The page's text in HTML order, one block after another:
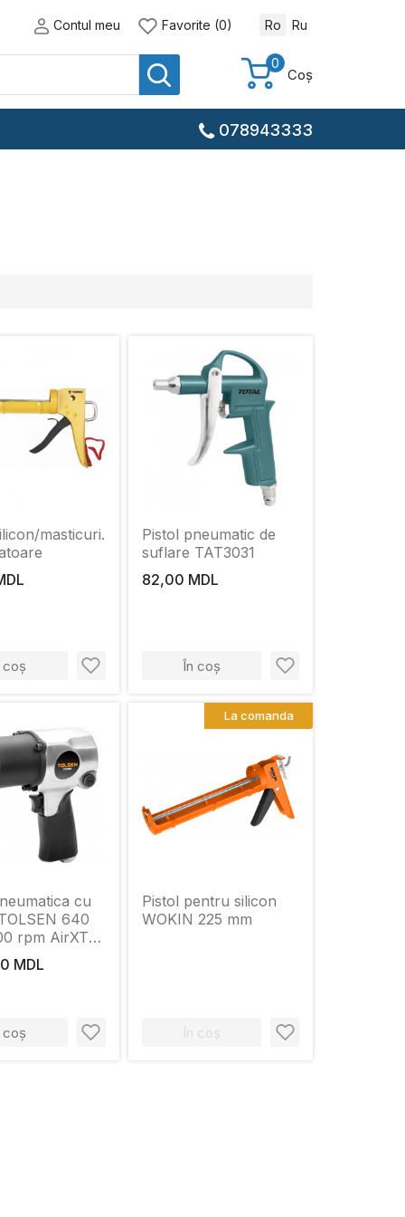
Contul meu Favorite (0) Ro Ru
0
Coș
078943333
masticuri.
coș
Pistol pneumatic de
suflare TAT3031
82,00 MDL
În coș
cu
640
rpm AirXT
MDL
coș
Pistol pentru silicon
WOKIN 225 mm
În coș
La comanda